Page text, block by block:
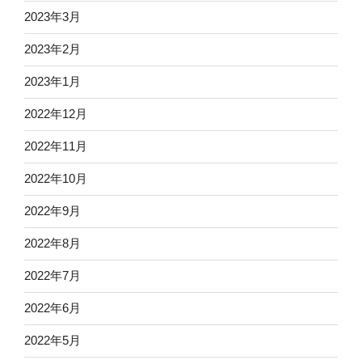
2023年3月
2023年2月
2023年1月
2022年12月
2022年11月
2022年10月
2022年9月
2022年8月
2022年7月
2022年6月
2022年5月